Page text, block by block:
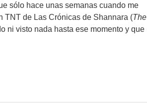
sólo hace unas semanas cuando me
TNT de Las Crónicas de Shannara (The
ni visto nada hasta ese momento y que